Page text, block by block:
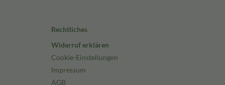
Rechtliches
Widerruf erklären
Cookie-Einstellungen
Impressum
AGB